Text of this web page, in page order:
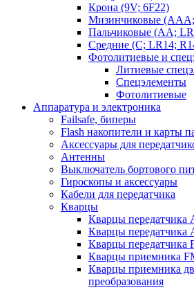
Крона (9V; 6F22)
Мизинчиковые
Пальчиковые (AA;
Средние (C; LR14;
Фотолитиевые и
Литиевые
Спецэлементы
Фотолитиевые
Аппаратура и электроника
Failsafe, биперы
Flash накопители и карты
Аксессуары для
Антенны
Выключатель бортового
Гироскопы и аксессуары
Кабели для передатчика
Кварцы
Кварцы передатчика
Кварцы передатчика
Кварцы передатчика
Кварцы приемника
Кварцы приемника
преобразования